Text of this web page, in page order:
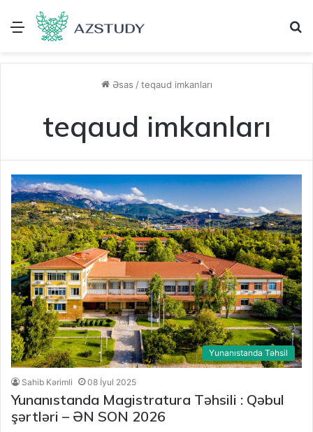
Menu
Əsas / teqaud imkanları
teqaud imkanları
Yunanıstanda Təhsil
Sahib Kərimli 08 İyul 2025
Yunanıstanda Magistratura Təhsili : Qəbul
şərtləri – ƏN SON 2026